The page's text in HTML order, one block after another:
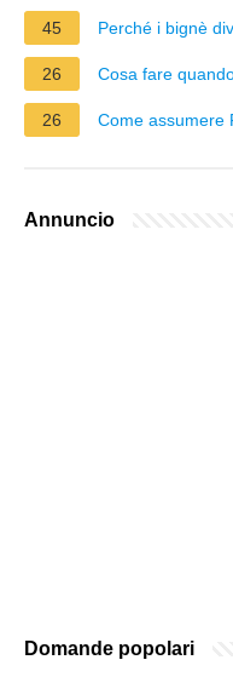
45
Perché i bignè
26 Cosa fare
26 Come assumere
Annuncio
Domande popolari